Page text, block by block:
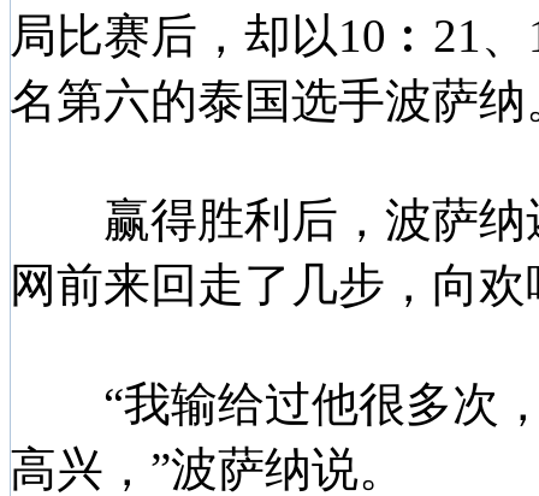
局比赛后，却以10︰21
名第六的泰国选手波萨纳
赢得胜利后，波萨纳
网前来回走了几步，向
“我输给过他很多次，
高兴，”波萨纳说。